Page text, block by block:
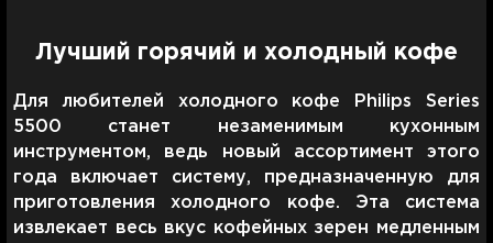
Лучший горячий и холодный кофе
Для любителей холодного кофе Philips Series
5500 станет незаменимым кухонным
инструментом, ведь новый ассортимент этого
года включает систему, предназначенную для
приготовления холодного кофе. Эта система
извлекает весь вкус кофейных зерен медленным